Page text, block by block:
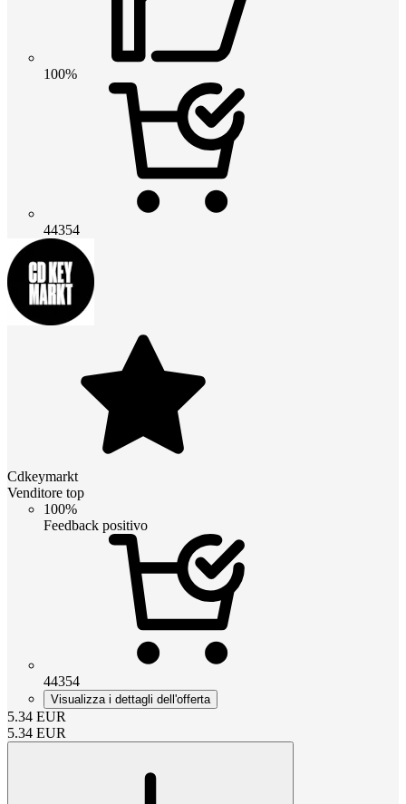
100%
44354
Cdkeymarkt
Venditore top
100%
Feedback positivo
44354
Visualizza i dettagli dell'offerta
5.34 EUR
5.34 EUR